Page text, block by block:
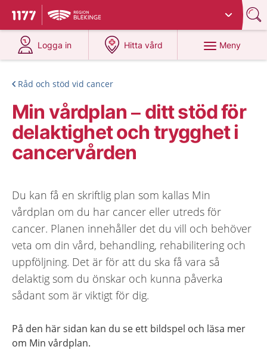
Till startsidan för 1177
Du har valt region
Logga in
på 1177.se
Hitta vård
på 1177.se
Meny
Råd och stöd vid cancer
Min vårdplan – ditt stöd för
delaktighet och trygghet i
cancervården
Du kan få en skriftlig plan som kallas Min
vårdplan om du har cancer eller utreds för
cancer. Planen innehåller det du vill och behöver
veta om din vård, behandling, rehabilitering och
uppföljning. Det är för att du ska få vara så
delaktig som du önskar och kunna påverka
sådant som är viktigt för dig.
På den här sidan kan du se ett bildspel och läsa mer
om Min vårdplan.